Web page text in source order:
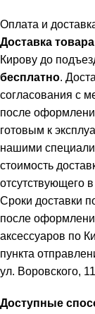
Оплата и
Доставка товара
Кирову до
бесплатно.
согласования с
после
готовым к
нашими
стоимость
отсутствующего
Сроки доставки
после
аксессуаров по
пункта
ул. Воровского,
Доступные